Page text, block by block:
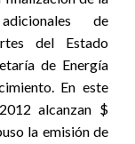
de
del Estado
de Energía
En este
alcanzan $
la emisión de